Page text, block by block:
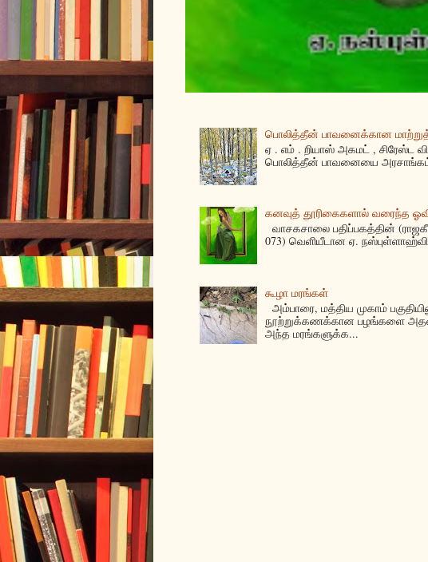
பொலித்தீன் பாவனைக்கான
ஏ . எம் . றியாஸ் அகமட் , சிரேஸ்ட
பொலித்தீன் பாவனையை
கனவுத் தூரிகைகளால் வரைந்த
வாசகசாலை பதிப்பகத்தின்
073) வெளியீடான ஏ.
கூழா மரங்கள்
அம்பாரை, மத்திய முகாம்
நூற்றுக்கணக்கான பழங்களை அதன்
அந்த மரங்களுக்க...